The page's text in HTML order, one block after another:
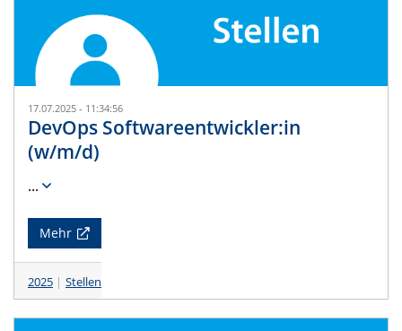
17.07.2025 - 11:34:56
DevOps Softwareentwickler:in
(w/m/d)
...
Mehr
2025 Stellen